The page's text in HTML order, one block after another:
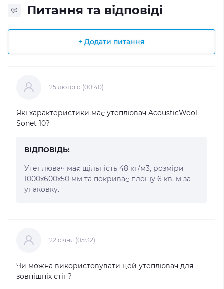
Питання та відповіді
+ Додати питання
25 лютого (00:40)
Які характеристики має утеплювач AcousticWool
Sonet 10?
ВІДПОВІДЬ:
Утеплювач має щільність 48 кг/м3, розміри
1000x600x50 мм та покриває площу 6 кв. м за
упаковку.
22 cічня (05:32)
Чи можна використовувати цей утеплювач для
зовнішніх стін?